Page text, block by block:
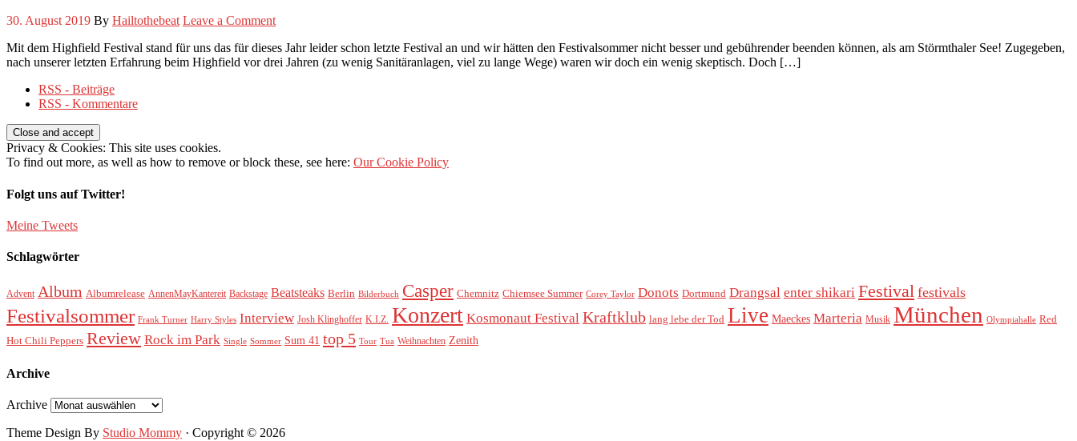
30. August 2019 By Hailtothebeat Leave a Comment
Mit dem Highfield Festival stand für uns das für dieses Jahr leider schon letzte Festival an und wir hätten den Festivalsommer nicht besser und gebührender beenden können, als am Störmthaler See! Zugegeben,
nach unserer letzten Erfahrung beim Highfield vor drei Jahren (zu wenig Sanitäranlagen, viel zu lange Wege) waren wir doch ein wenig skeptisch. Doch […]
RSS - Beiträge
RSS - Kommentare
Privacy & Cookies: This site uses cookies.
To find out more, as well as how to remove or block these, see here: Our Cookie Policy
Folgt uns auf Twitter!
Meine Tweets
Schlagwörter
Advent Album Albumrelease AnnenMayKantereit Backstage Beatsteaks Berlin Bilderbuch Casper Chemnitz Chiemsee Summer Corey Taylor Donots Dortmund Drangsal enter shikari Festival festivals
Festivalsommer Frank Turner Harry Styles Interview Josh Klinghoffer K.I.Z. Konzert Kosmonaut Festival Kraftklub lang lebe der Tod Live Maeckes Marteria Musik München Olympiahalle Red
Hot Chili Peppers Review Rock im Park Single Sommer Sum 41 top 5 Tour Tua Weihnachten Zenith
Archive
Archive
Theme Design By Studio Mommy · Copyright © 2026